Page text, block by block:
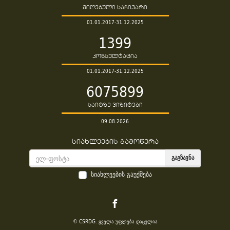
მიღებული საჩივარი
01.01.2017-31.12.2025
1399
კონსულტაცია
01.01.2017-31.12.2025
6075899
საიტზე ვიზიტები
09.08.2026
სიახლეების გამოწერა
ᲒᲐᲒᲖᲐᲕᲜᲐ
სიახლეების გაუქმება
© CSRDG. ყველა უფლება დაცულია